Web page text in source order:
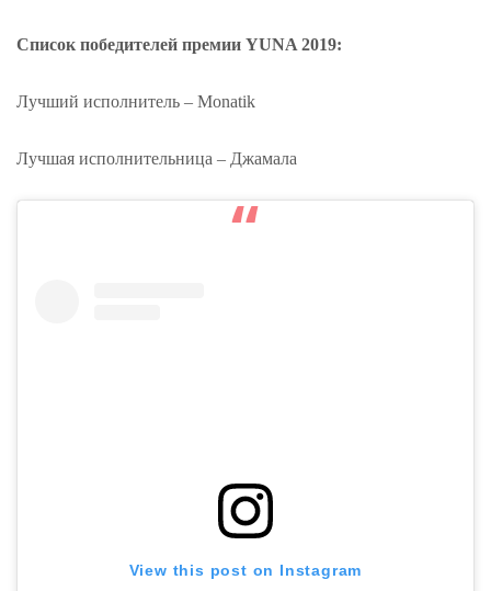
Список победителей премии YUNA 2019:
Лучший исполнитель – Monatik
Лучшая исполнительница – Джамала
View this post on Instagram